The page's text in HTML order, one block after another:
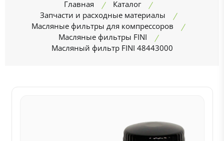
Главная
Каталог
Запчасти и расходные материалы
Масляные фильтры для компрессоров
Масляные фильтры FINI
Масляный фильтр FINI 48443000